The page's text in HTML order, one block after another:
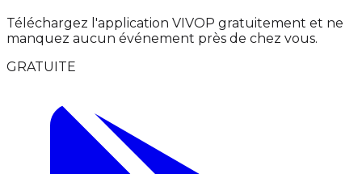
Téléchargez l'application VIVOP gratuitement et ne
manquez aucun événement près de chez vous.
GRATUITE